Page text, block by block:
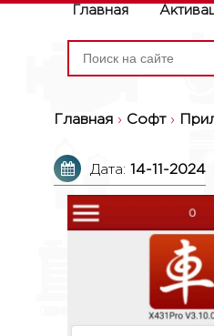
Главная
Главная › Софт ›
Дата: 14-11-2024